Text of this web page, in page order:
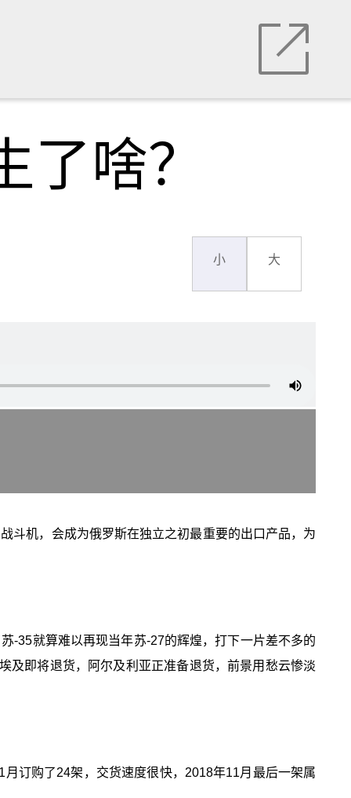
啥？
小 大
斗机，会成为俄罗斯在独立之初最重要的出口产品，为
-35就算难以再现当年苏-27的辉煌，打下一片差不多的
即将退货，阿尔及利亚正准备退货，前景用愁云惨淡
订购了24架，交货速度很快，2018年11月最后一架属